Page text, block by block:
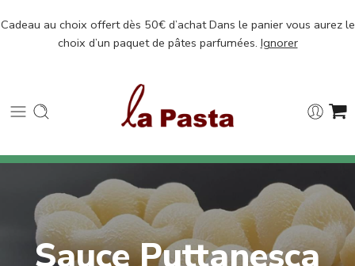
Cadeau au choix offert dès 50€ d’achat Dans le panier vous aurez le
choix d’un paquet de pâtes parfumées. Ignorer
Sauce Puttanesca